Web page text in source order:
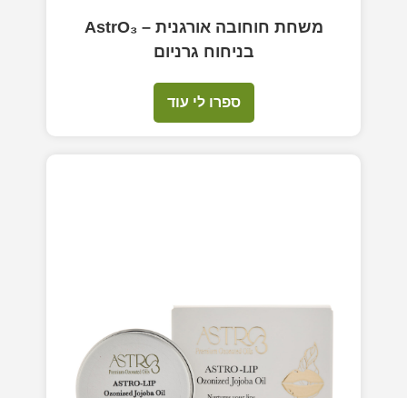
משחת חוחובה אורגנית – AstrO₃
בניחוח גרניום
ספרו לי עוד